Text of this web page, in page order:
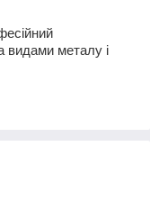
видами металу і